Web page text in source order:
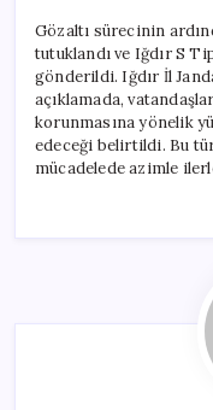
Gözaltı sürecinin
tutuklandı ve Iğdır S
gönderildi. Iğdır İl
açıklamada,
korunmasına yönelik
edeceği belirtildi. Bu
mücadelede azimle